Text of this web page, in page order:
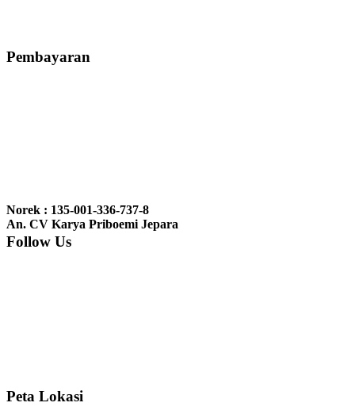
bale2 dan kursi teras saya sudah saya terima dan p...
nyesel deh beli geby...
Pembayaran
Norek : 135-001-336-737-8
An. CV Karya Priboemi Jepara
Follow Us
Peta Lokasi